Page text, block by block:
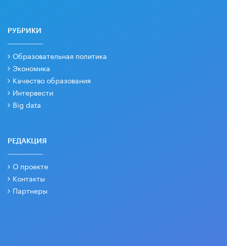
РУБРИКИ
Образовательная политика
Экономика
Качество образования
Интервести
Big data
РЕДАКЦИЯ
О проекте
Контакты
Партнеры